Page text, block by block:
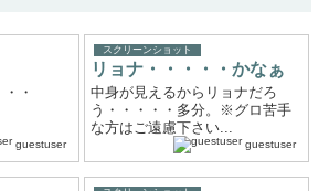
・
guestuser
スクリーンショット
リョナ・・・・・かなぁ
中身が見えるからリョナだろ
う・・・・・多分。※グロ苦手
な方はご遠慮下さい...
guestuser